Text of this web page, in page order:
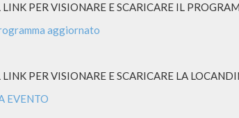
LINK PER VISIONARE E SCARICARE IL
aggiornato
LINK PER VISIONARE E SCARICARE LA
EVENTO